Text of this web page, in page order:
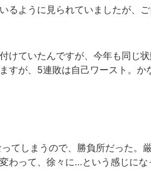
ように見られていましたが、
けていたんですが、今年も同じ
すが、5連敗は自己ワースト。か
てしまうので、勝負所だった。
わって、徐々に…という感じにな